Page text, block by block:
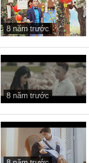
8 năm trước
8 năm trước